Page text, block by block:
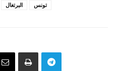
البرتغال تونس